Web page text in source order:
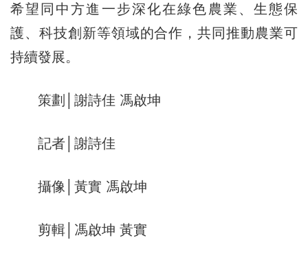
希望同中方進一步深化在綠色農業、生態保
護、科技創新等領域的合作，共同推動農業可
持續發展。
策劃│謝詩佳 馮啟坤
記者│謝詩佳
攝像│黃實 馮啟坤
剪輯│馮啟坤 黃實